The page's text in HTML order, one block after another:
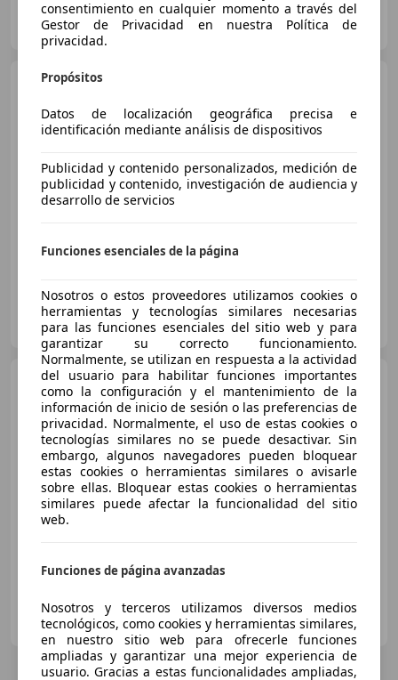
OCASIONPLUS LA MAQUINISTA II
ES-08020 SANT ANDREU
€ 17.500
Súper oferta
Clidrive Group
ES-28006 MADRID
BMW 318318dA
€ 22.900
Súper oferta
11/2020
YOURCAR
ES-28031 Madrid
consentimiento en cualquier momento a través del
Gestor de Privacidad en nuestra Política de
privacidad.
Propósitos
Datos de localización geográfica precisa e
identificación mediante análisis de dispositivos
Publicidad y contenido personalizados, medición de
publicidad y contenido, investigación de audiencia y
desarrollo de servicios
Funciones esenciales de la página
Nosotros o estos proveedores utilizamos cookies o
herramientas y tecnologías similares necesarias
para las funciones esenciales del sitio web y para
garantizar su correcto funcionamiento.
Normalmente, se utilizan en respuesta a la actividad
del usuario para habilitar funciones importantes
como la configuración y el mantenimiento de la
información de inicio de sesión o las preferencias de
privacidad. Normalmente, el uso de estas cookies o
tecnologías similares no se puede desactivar. Sin
embargo, algunos navegadores pueden bloquear
estas cookies o herramientas similares o avisarle
sobre ellas. Bloquear estas cookies o herramientas
similares puede afectar la funcionalidad del sitio
web.
Funciones de página avanzadas
Nosotros y terceros utilizamos diversos medios
tecnológicos, como cookies y herramientas similares,
en nuestro sitio web para ofrecerle funciones
ampliadas y garantizar una mejor experiencia de
usuario. Gracias a estas funcionalidades ampliadas,